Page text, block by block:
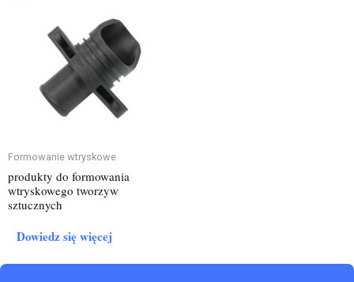
Formowanie wtryskowe
produkty do formowania
wtryskowego tworzyw
sztucznych
Dowiedz się więcej